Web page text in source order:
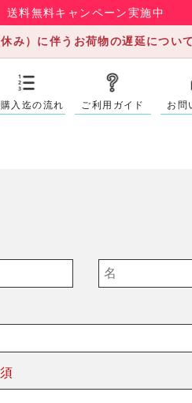
送料無料キャンペーン実施中
み）に伴うお荷物の遅延につい
購入迄の流れ ご利用ガイド お問